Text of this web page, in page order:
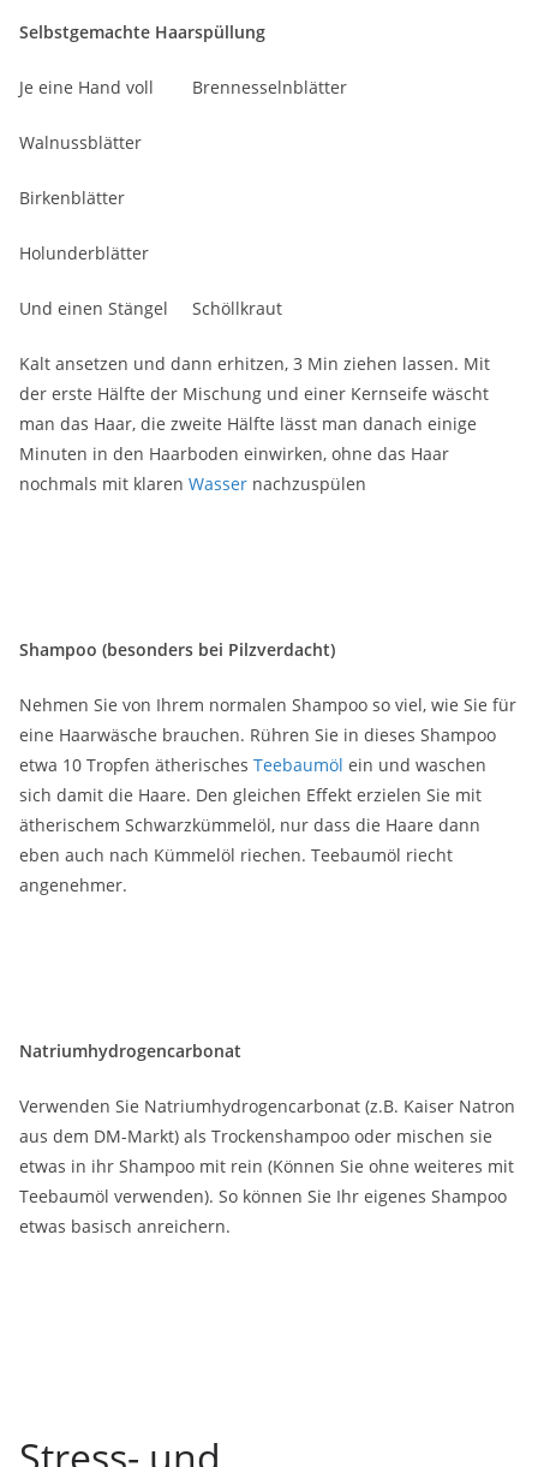
Selbstgemachte Haarspüllung
Je eine Hand voll Brennesselnblätter
Walnussblätter
Birkenblätter
Holunderblätter
Und einen Stängel Schöllkraut
Kalt ansetzen und dann erhitzen, 3 Min ziehen lassen. Mit
der erste Hälfte der Mischung und einer Kernseife wäscht
man das Haar, die zweite Hälfte lässt man danach einige
Minuten in den Haarboden einwirken, ohne das Haar
nochmals mit klaren Wasser nachzuspülen
Shampoo (besonders bei Pilzverdacht)
Nehmen Sie von Ihrem normalen Shampoo so viel, wie Sie für
eine Haarwäsche brauchen. Rühren Sie in dieses Shampoo
etwa 10 Tropfen ätherisches Teebaumöl ein und waschen
sich damit die Haare. Den gleichen Effekt erzielen Sie mit
ätherischem Schwarzkümmelöl, nur dass die Haare dann
eben auch nach Kümmelöl riechen. Teebaumöl riecht
angenehmer.
Natriumhydrogencarbonat
Verwenden Sie Natriumhydrogencarbonat (z.B. Kaiser Natron
aus dem DM-Markt) als Trockenshampoo oder mischen sie
etwas in ihr Shampoo mit rein (Können Sie ohne weiteres mit
Teebaumöl verwenden). So können Sie Ihr eigenes Shampoo
etwas basisch anreichern.